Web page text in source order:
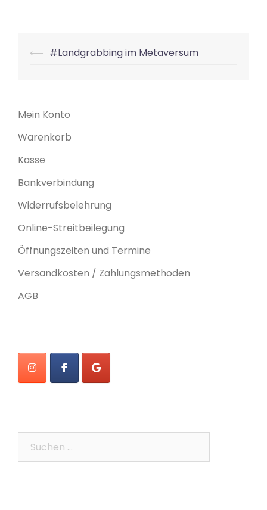
Beitrags-
⟵ #Landgrabbing im Metaversum
Mein Konto
Warenkorb
Kasse
Bankverbindung
Widerrufsbelehrung
Online-Streitbeilegung
Öffnungszeiten und Termine
Versandkosten / Zahlungsmethoden
AGB